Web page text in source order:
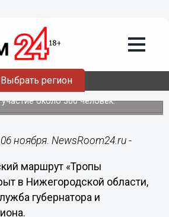
Выбрать регион
маршрут открыт в
области
около 300 человек.
ноября. NewsRoom24.ru -
маршрут «Тропы
в Нижегородской области,
губернатора и